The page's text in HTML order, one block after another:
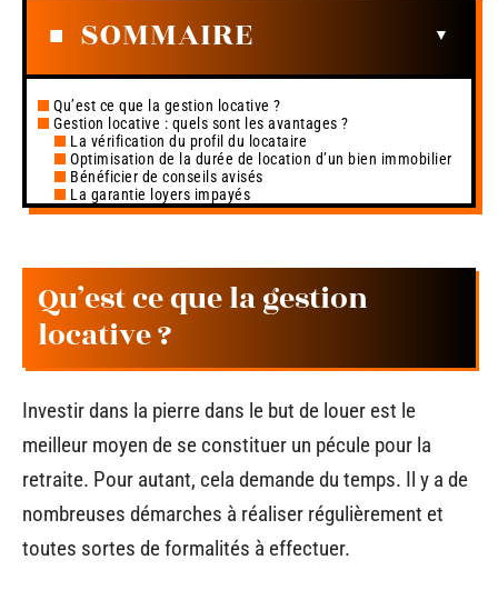
SOMMAIRE
Qu’est ce que la gestion locative ?
Gestion locative : quels sont les avantages ?
La vérification du profil du locataire
Optimisation de la durée de location d’un bien immobilier
Bénéficier de conseils avisés
La garantie loyers impayés
Qu’est ce que la gestion
locative ?
Investir dans la pierre dans le but de louer est le
meilleur moyen de se constituer un pécule pour la
retraite. Pour autant, cela demande du temps. Il y a de
nombreuses démarches à réaliser régulièrement et
toutes sortes de formalités à effectuer.